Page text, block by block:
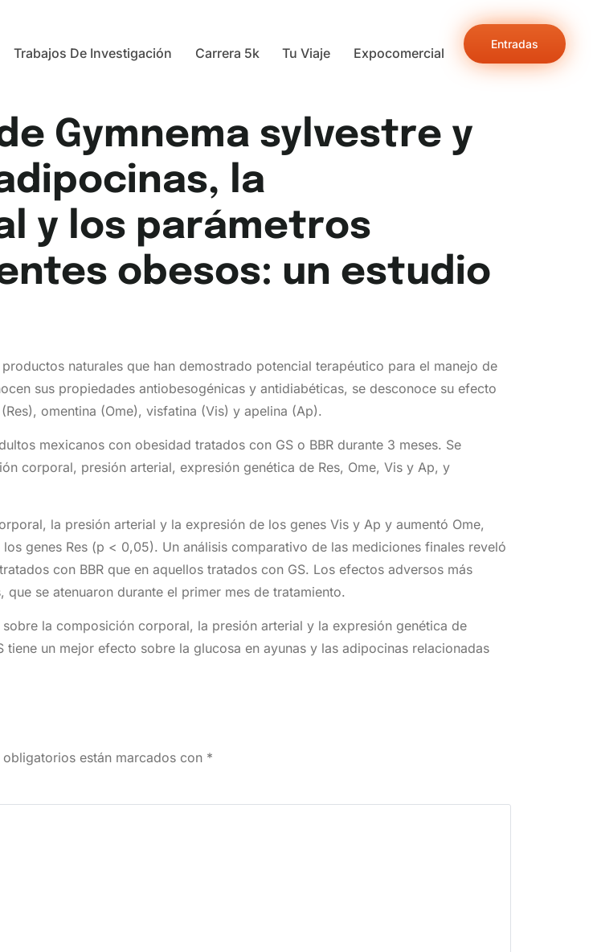
Trabajos De Investigación Carrera 5k Tu Viaje Expocomercial
Entradas
Gymnema sylvestre y
la
y los parámetros
obesos: un estudio
naturales que han demostrado potencial terapéutico para el manejo de
sus propiedades antiobesogénicas y antidiabéticas, se desconoce su efecto
omentina (Ome), visfatina (Vis) y apelina (Ap).
mexicanos con obesidad tratados con GS o BBR durante 3 meses. Se
corporal, presión arterial, expresión genética de Res, Ome, Vis y Ap, y
la presión arterial y la expresión de los genes Vis y Ap y aumentó Ome,
genes Res (p < 0,05). Un análisis comparativo de las mediciones finales reveló
con BBR que en aquellos tratados con GS. Los efectos adversos más
se atenuaron durante el primer mes de tratamiento.
la composición corporal, la presión arterial y la expresión genética de
un mejor efecto sobre la glucosa en ayunas y las adipocinas relacionadas
están marcados con *